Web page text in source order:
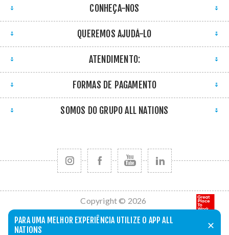
PARA UMA MELHOR EXPERIÊNCIA UTILIZE O APP ALL
NATIONS
✕
CONHEÇA-NOS
QUEREMOS AJUDÁ-LO
ATENDIMENTO:
FORMAS DE PAGAMENTO
SOMOS DO GRUPO ALL NATIONS
Copyright © 2026
All Nations. Todos
os direitos